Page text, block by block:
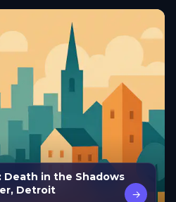
Death in the Shadows
Detroit
→